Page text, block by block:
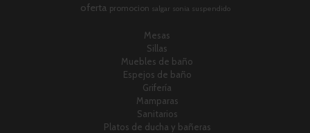
oferta promocion salgar sonia suspendido
Mesas
Sillas
Muebles de baño
Espejos de baño
Grifería
Mamparas
Sanitarios
Platos de ducha y bañeras